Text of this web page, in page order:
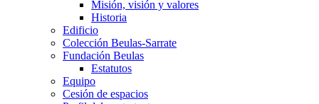
Misión, visión y valores
Historia
Edificio
Colección Beulas-Sarrate
Fundación Beulas
Estatutos
Equipo
Cesión de espacios